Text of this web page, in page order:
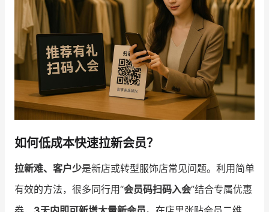
商家社区 社群交流
合作共进
入驻有赞 认证代理商
认证服务商 设计服务商
如何低成本快速拉新会员？
拉新难、客户少是新店或转型服饰店常见问题。利用简单
有效的方法，很多同行用“会员码扫码入会”结合专属优惠